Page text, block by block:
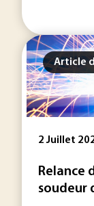
Article
2 Juillet
Relance
soudeur